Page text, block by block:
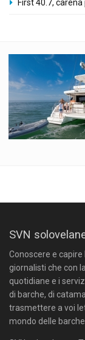
First 40.7,
SVN
Conoscere e
giornalisti che con
quotidiane e i
di barche, di
trasmettere a voi
mondo delle